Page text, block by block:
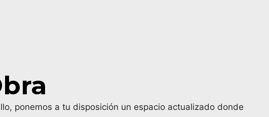
ponemos a tu disposición un espacio actualizado donde